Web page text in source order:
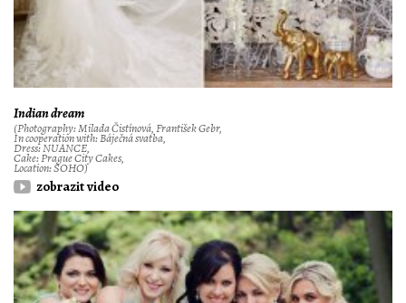
Indian dream
(Photography: Milada Čistínová, František Gebr,
In cooperation with: Báječná svatba,
Dress: NUANCE,
Cake: Prague City Cakes,
Location: SOHO)
zobrazit video